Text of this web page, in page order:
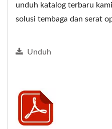
unduh katalog terbaru
solusi tembaga dan serat
Unduh